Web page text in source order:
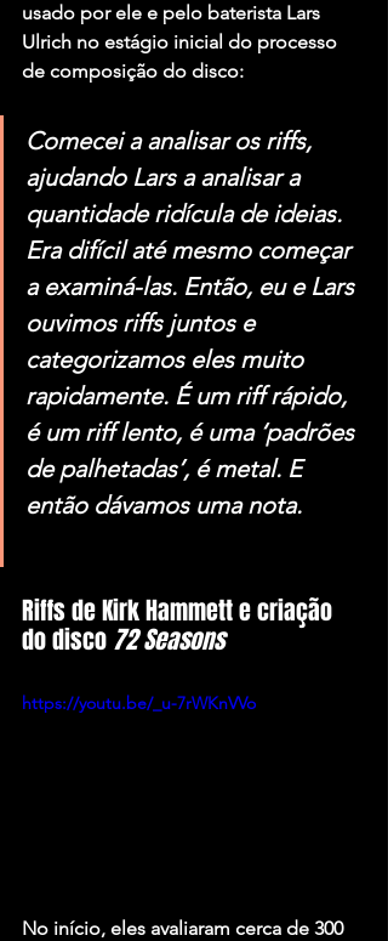
usado por ele e pelo baterista Lars
Ulrich no estágio inicial do processo
de composição do disco:
Comecei a analisar os riffs,
ajudando Lars a analisar a
quantidade ridícula de ideias.
Era difícil até mesmo começar
a examiná-las. Então, eu e Lars
ouvimos riffs juntos e
categorizamos eles muito
rapidamente. É um riff rápido,
é um riff lento, é uma ‘padrões
de palhetadas’, é metal. E
então dávamos uma nota.
Riffs de Kirk Hammett e criação
do disco 72 Seasons
https://youtu.be/_u-7rWKnVVo
No início, eles avaliaram cerca de 300